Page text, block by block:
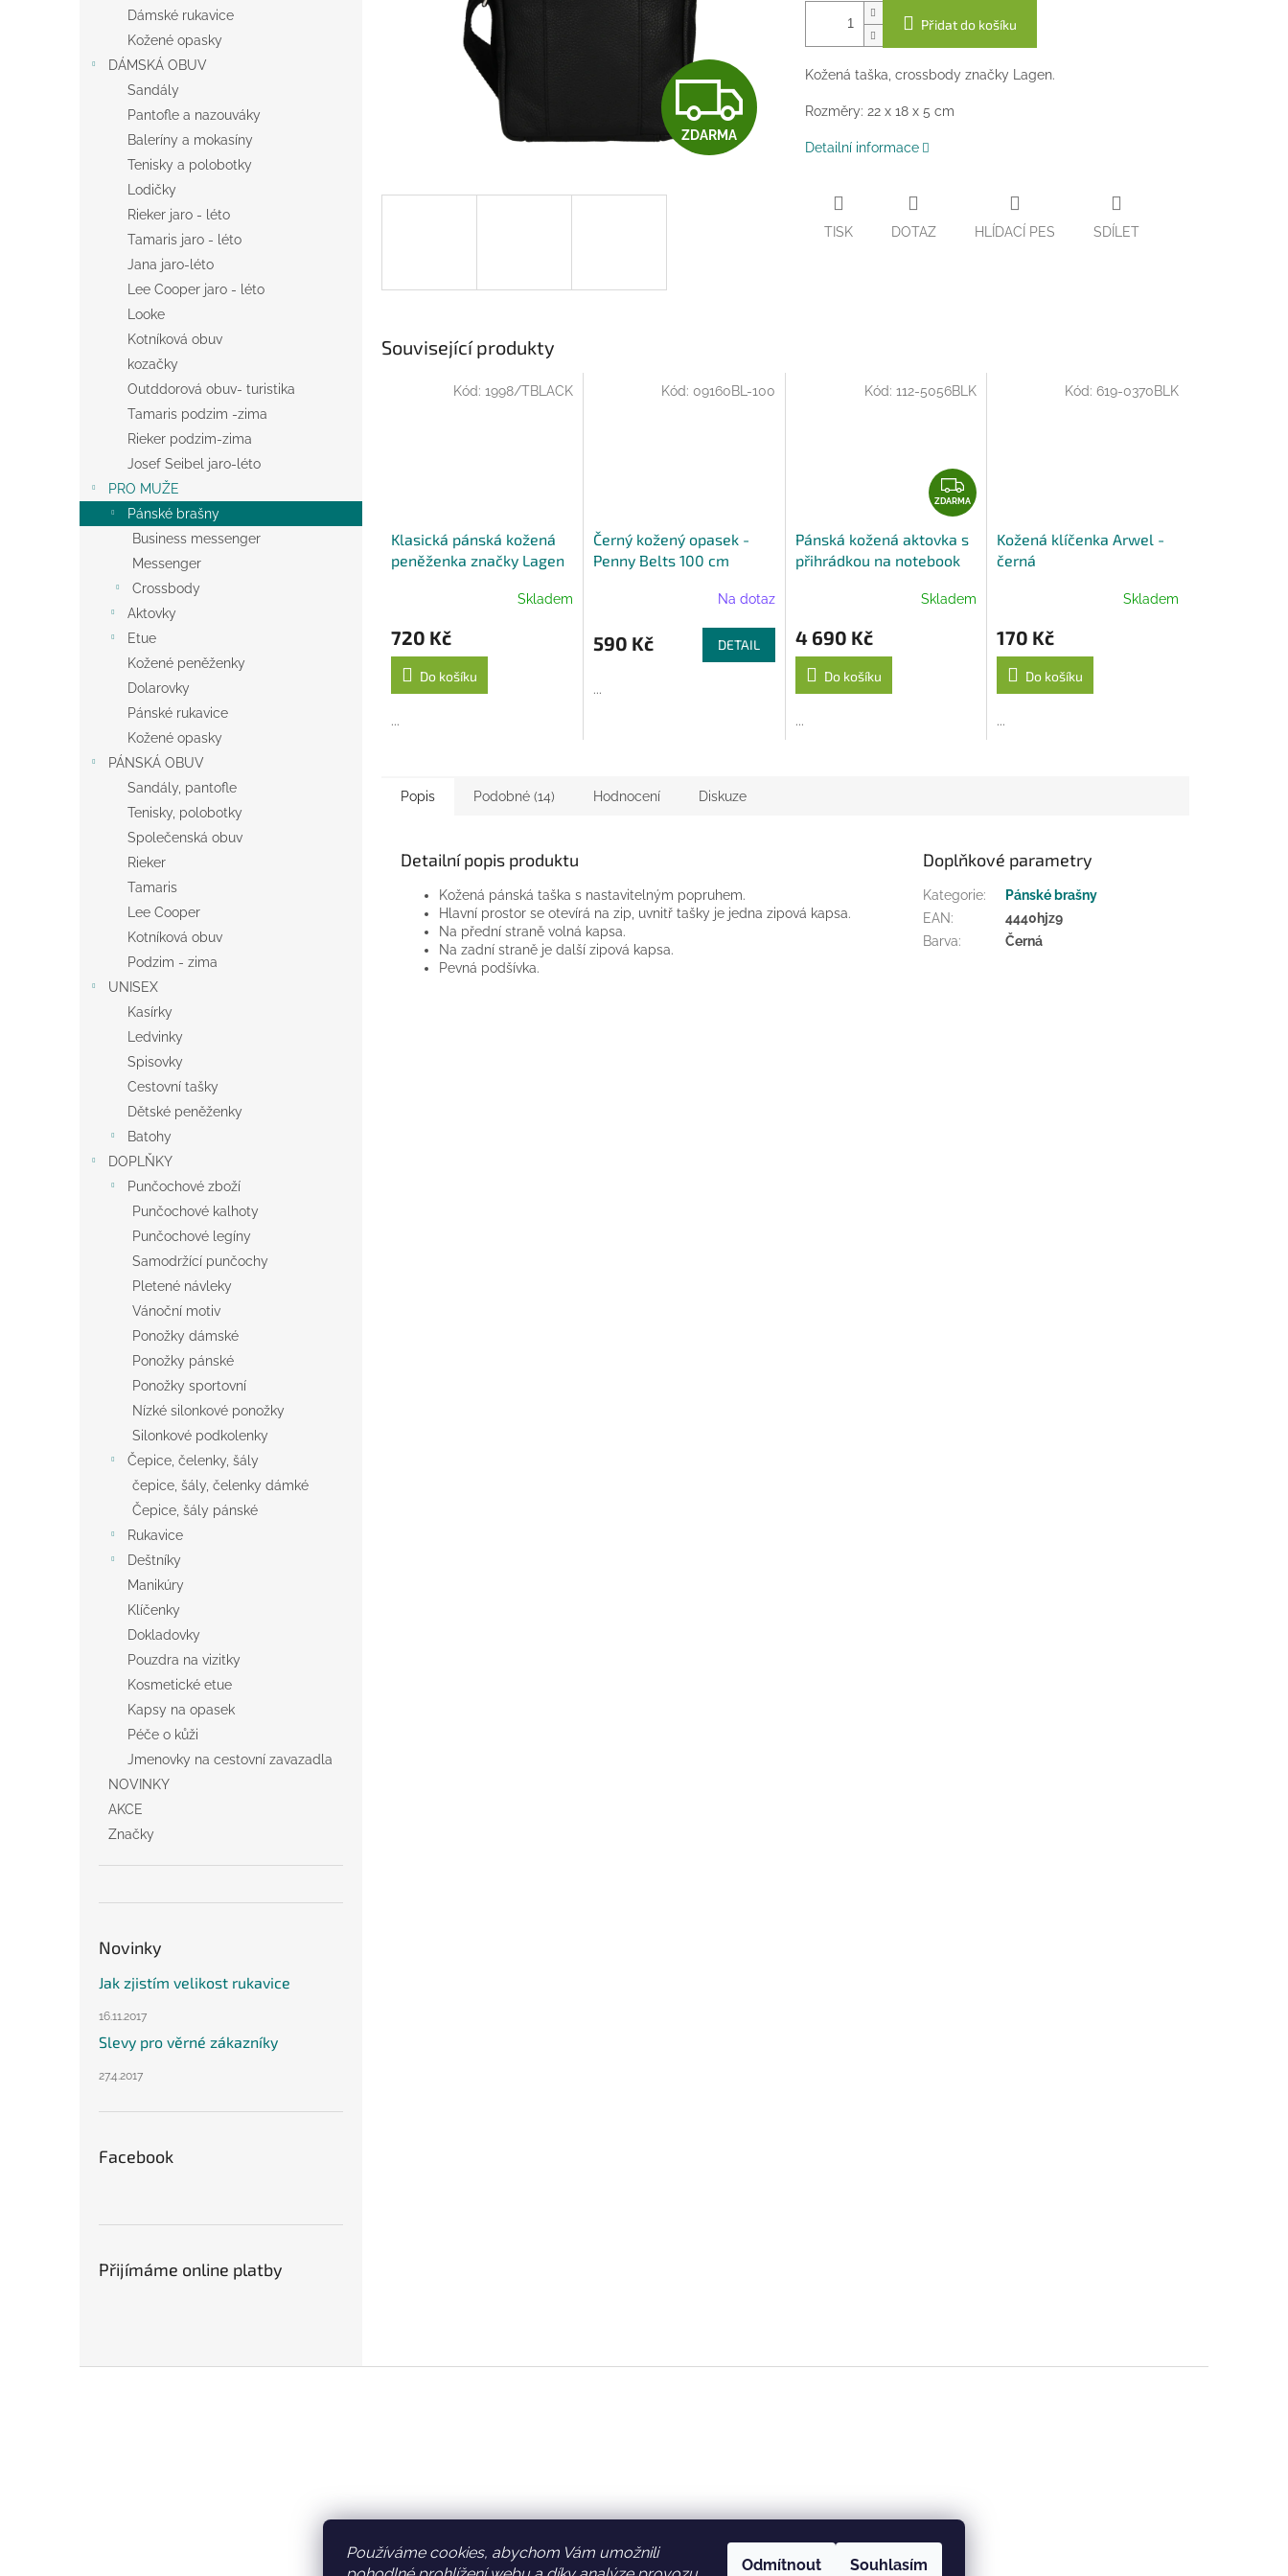
Používáme cookies, abychom Vám umožnili
Odmítnout Souhlasím
Dámské rukavice
Kožené opasky
DÁMSKÁ OBUV
Sandály
Pantofle a nazouváky
Baleríny a mokasíny
Tenisky a polobotky
Lodičky
Rieker jaro - léto
Tamaris jaro - léto
Jana jaro-léto
Lee Cooper jaro - léto
Looke
Kotníková obuv
kozačky
Outddorová obuv- turistika
Tamaris podzim -zima
Rieker podzim-zima
Josef Seibel jaro-léto
PRO MUŽE
Pánské brašny
Business messenger
Messenger
Crossbody
Aktovky
Etue
Kožené peněženky
Dolarovky
Pánské rukavice
Kožené opasky
PÁNSKÁ OBUV
Sandály, pantofle
Tenisky, polobotky
Společenská obuv
Rieker
Tamaris
Lee Cooper
Kotníková obuv
Podzim - zima
UNISEX
Kasírky
Ledvinky
Spisovky
Cestovní tašky
Dětské peněženky
Batohy
DOPLŇKY
Punčochové zboží
Punčochové kalhoty
Punčochové legíny
Samodržící punčochy
Pletené návleky
Vánoční motiv
Ponožky dámské
Ponožky pánské
Ponožky sportovní
Nízké silonkové ponožky
Silonkové podkolenky
Čepice, čelenky, šály
čepice, šály, čelenky dámké
Čepice, šály pánské
Rukavice
Deštníky
Manikúry
Klíčenky
Dokladovky
Pouzdra na vizitky
Kosmetické etue
Kapsy na opasek
Péče o kůži
Jmenovky na cestovní zavazadla
NOVINKY
AKCE
Značky
Novinky
Jak zjistím velikost rukavice
16.11.2017
Slevy pro věrné zákazníky
27.4.2017
Facebook
Přijímáme online platby
Z
D
M
ZDARMA
Přidat do košíku
Kožená taška, crossbody značky Lagen.
Rozměry: 22 x 18 x 5 cm
Detailní informace
TISK DOTAZ HLÍDACÍ PES SDÍLET
Související produkty
Klasická pánská kožená
peněženka značky Lagen
Skladem
720 Kč
Do košíku
...
Kód: 1998/TBLACK
Černý kožený opasek -
Penny Belts 100 cm
Na dotaz
590 Kč DETAIL
...
Kód: 09160BL-100
Z
D
R
A
ZDARMA
Pánská kožená aktovka s
přihrádkou na notebook
Skladem
4 690 Kč
Do košíku
...
Kód:112-5056BLK
Kožená klíčenka Arwel -
černá
Skladem
170 Kč
Do košíku
...
Kód: 619-0370BLK
Popis Podobné (14) Hodnocení Diskuze
Detailní popis produktu
Kožená pánská taška s nastavitelným popruhem.
Hlavní prostor se otevírá na zip, uvnitř tašky je jedna zipová kapsa.
Na přední straně volná kapsa.
Na zadní straně je další zipová kapsa.
Pevná podšívka.
Doplňkové parametry
Kategorie:
Pánské brašny
EAN:
4440hjz9
Barva: Černá